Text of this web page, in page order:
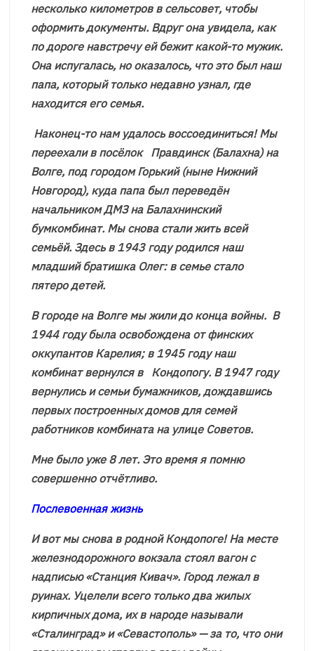
несколько километров в сельсовет, чтобы
оформить документы. Вдруг она увидела, как
по дороге навстречу ей бежит какой-то мужик.
Она испугалась, но оказалось, что это был наш
папа, который только недавно узнал, где
находится его семья.
Наконец-то нам удалось воссоединиться! Мы
переехали в посёлок Правдинск (Балахна) на
Волге, под городом Горький (ныне Нижний
Новгород), куда папа был переведён
начальником ДМЗ на Балахнинский
бумкомбинат. Мы снова стали жить всей
семьёй. Здесь в 1943 году родился наш
младший братишка Олег: в семье стало
пятеро детей.
В городе на Волге мы жили до конца войны. В
1944 году была освобождена от финских
оккупантов Карелия; в 1945 году наш
комбинат вернулся в Кондопогу. В 1947 году
вернулись и семьи бумажников, дождавшись
первых построенных домов для семей
работников комбината на улице Советов.
Мне было уже 8 лет. Это время я помню
совершенно отчётливо.
Послевоенная жизнь
И вот мы снова в родной Кондопоге! На месте
железнодорожного вокзала стоял вагон с
надписью «Станция Кивач». Город лежал в
руинах. Уцелели всего только два жилых
кирпичных дома, их в народе называли
«Сталинград» и «Севастополь» — за то, что они